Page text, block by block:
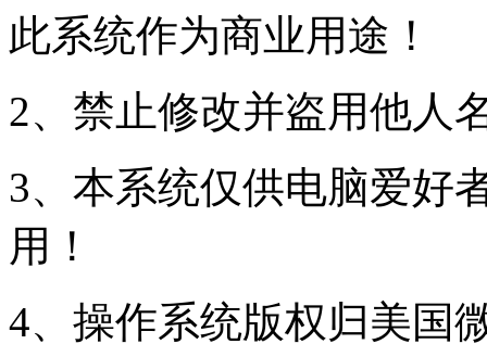
此系统作为商业用途！
2、禁止修改并盗用他人
3、本系统仅供电脑爱好
用！
4、操作系统版权归美国